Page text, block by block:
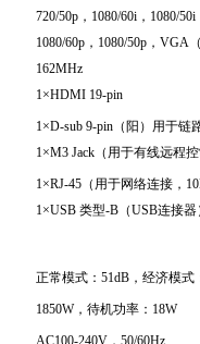
720/50p，1080/60i，1080/
1080/60p，1080/50p，VGA
162MHz
1×HDMI 19-pin
1×D-sub 9-pin（阳）用于链
1×M3 Jack（用于有线远程控
1×RJ-45（用于网络连接，
1×USB 类型-B（USB连接器
正常模式：51dB，经济模式
1850W，待机功率：18W
AC100-240V，50/60Hz